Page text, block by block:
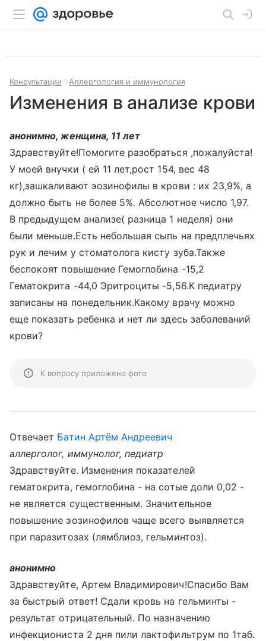
Консультации Аллергология и иммунология
Изменения в анализе крови
анонимно, женщина, 11 лет
Здравствуйте!Помогите разобраться ,пожалуйста!
У моей внучки ( ей 11 лет,рост 154, вес 48
кг),зашкаливают эозинофилы в крови : их 23,9%, а
должно быть не более 5%. Абсолютное число 1,97.
В предыдущем анализе( разница 1 неделя) они
были меньше.Есть небольшая сыпь на предплечьях
рук и лечим у стоматолога кисту зуба.Также
беспокоят повышение Гемоглобина -15,2
Гематокрита -44,0 Эритроциты -5,56.К педиатру
записаны на понедельник.Какому врачу можно
еще показать ребенка и нет ли здесь заболеваний
крови?
К вопросу приложено фото
Отвечает Батин Артём Андреевич
аллерголог, иммунолог, педиатр
Здравствуйте. Изменения показателей
гематокрита, гемоглобина - на сотые доли 0,02 -
не является существенным. Значительное
повышение эозинофилов чаще всего выявляется
при паразитозах (лямблиоз, гельминтоз).
анонимно
Здравствуйте, Артем Владимирович!Спасибо Вам
за быстрый ответ! Сдали кровь на гельминты -
результат отрицательный. По назначению
инфекциониста 2 дня пили лактофильтрум по 1таб.